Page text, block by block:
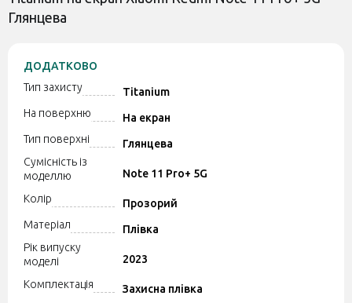
Глянцева
ДОДАТКОВО
Тип захисту
Titanium
На поверхню
На екран
Тип поверхні
Глянцева
Сумісність із
моделлю
Note 11 Pro+ 5G
Колір
Прозорий
Матеріал
Плівка
Рік випуску
моделі
2023
Комплектація
Захисна плівка